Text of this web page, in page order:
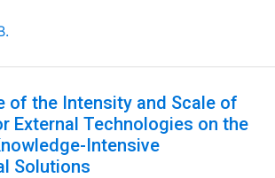
of the Intensity and Scale of
External Technologies on the
Intensive
Solutions